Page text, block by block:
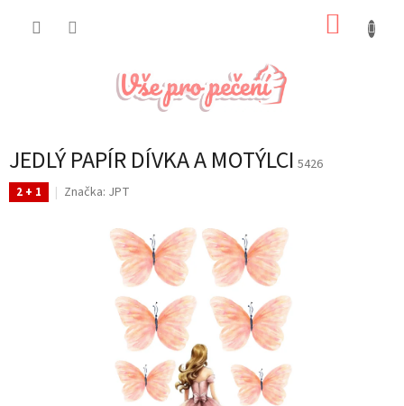
JEDLÝ PAPÍR DÍVKA A MOTÝLCI 5426
2 + 1 Značka: JPT